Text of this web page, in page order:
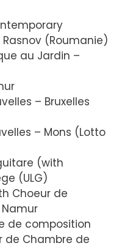
(Roumanie)
au Jardin –
– Bruxelles
– Mons (Lotto
(with
(ULG)
Choeur de
de composition
de Chambre de